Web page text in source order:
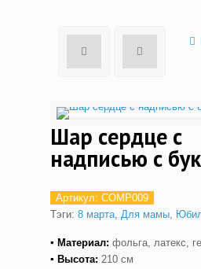
Шар сердце с
надписью с
Артикул: COMP009
Тэги: 8 марта, Для мамы,
▪ Материал: фольга, латекс,
▪ Высота: 210 см